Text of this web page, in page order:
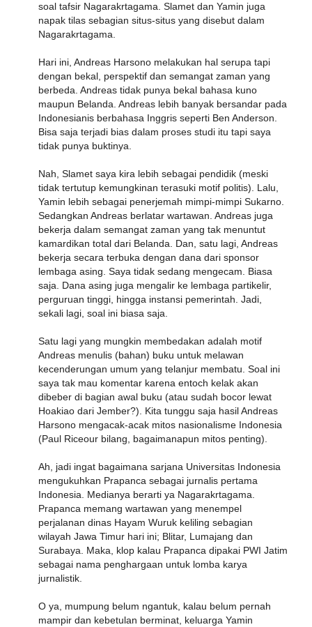
soal tafsir Nagarakrtagama. Slamet dan Yamin juga
napak tilas sebagian situs-situs yang disebut dalam
Nagarakrtagama.
Hari ini, Andreas Harsono melakukan hal serupa tapi
dengan bekal, perspektif dan semangat zaman yang
berbeda. Andreas tidak punya bekal bahasa kuno
maupun Belanda. Andreas lebih banyak bersandar pada
Indonesianis berbahasa Inggris seperti Ben Anderson.
Bisa saja terjadi bias dalam proses studi itu tapi saya
tidak punya buktinya.
Nah, Slamet saya kira lebih sebagai pendidik (meski
tidak tertutup kemungkinan terasuki motif politis). Lalu,
Yamin lebih sebagai penerjemah mimpi-mimpi Sukarno.
Sedangkan Andreas berlatar wartawan. Andreas juga
bekerja dalam semangat zaman yang tak menuntut
kamardikan total dari Belanda. Dan, satu lagi, Andreas
bekerja secara terbuka dengan dana dari sponsor
lembaga asing. Saya tidak sedang mengecam. Biasa
saja. Dana asing juga mengalir ke lembaga partikelir,
perguruan tinggi, hingga instansi pemerintah. Jadi,
sekali lagi, soal ini biasa saja.
Satu lagi yang mungkin membedakan adalah motif
Andreas menulis (bahan) buku untuk melawan
kecenderungan umum yang telanjur membatu. Soal ini
saya tak mau komentar karena entoch kelak akan
dibeber di bagian awal buku (atau sudah bocor lewat
Hoakiao dari Jember?). Kita tunggu saja hasil Andreas
Harsono mengacak-acak mitos nasionalisme Indonesia
(Paul Riceour bilang, bagaimanapun mitos penting).
Ah, jadi ingat bagaimana sarjana Universitas Indonesia
mengukuhkan Prapanca sebagai jurnalis pertama
Indonesia. Medianya berarti ya Nagarakrtagama.
Prapanca memang wartawan yang menempel
perjalanan dinas Hayam Wuruk keliling sebagian
wilayah Jawa Timur hari ini; Blitar, Lumajang dan
Surabaya. Maka, klop kalau Prapanca dipakai PWI Jatim
sebagai nama penghargaan untuk lomba karya
jurnalistik.
O ya, mumpung belum ngantuk, kalau belum pernah
mampir dan kebetulan berminat, keluarga Yamin